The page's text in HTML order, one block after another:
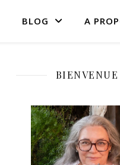
BLOG A